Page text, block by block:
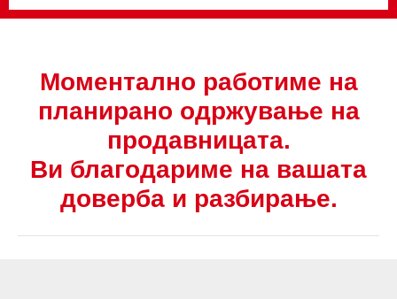
Моментално работиме на
планирано одржување на
продавницата.
Ви благодариме на вашата
доверба и разбирање.